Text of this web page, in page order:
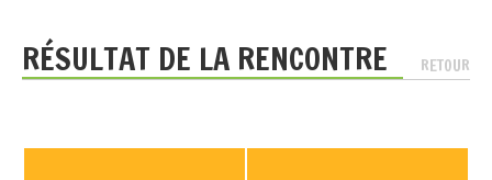
RÉSULTAT DE LA RENCONTRE RETOUR